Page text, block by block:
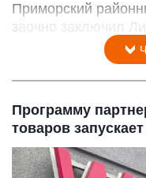
Приморский
заочно заключил
Программу
товаров